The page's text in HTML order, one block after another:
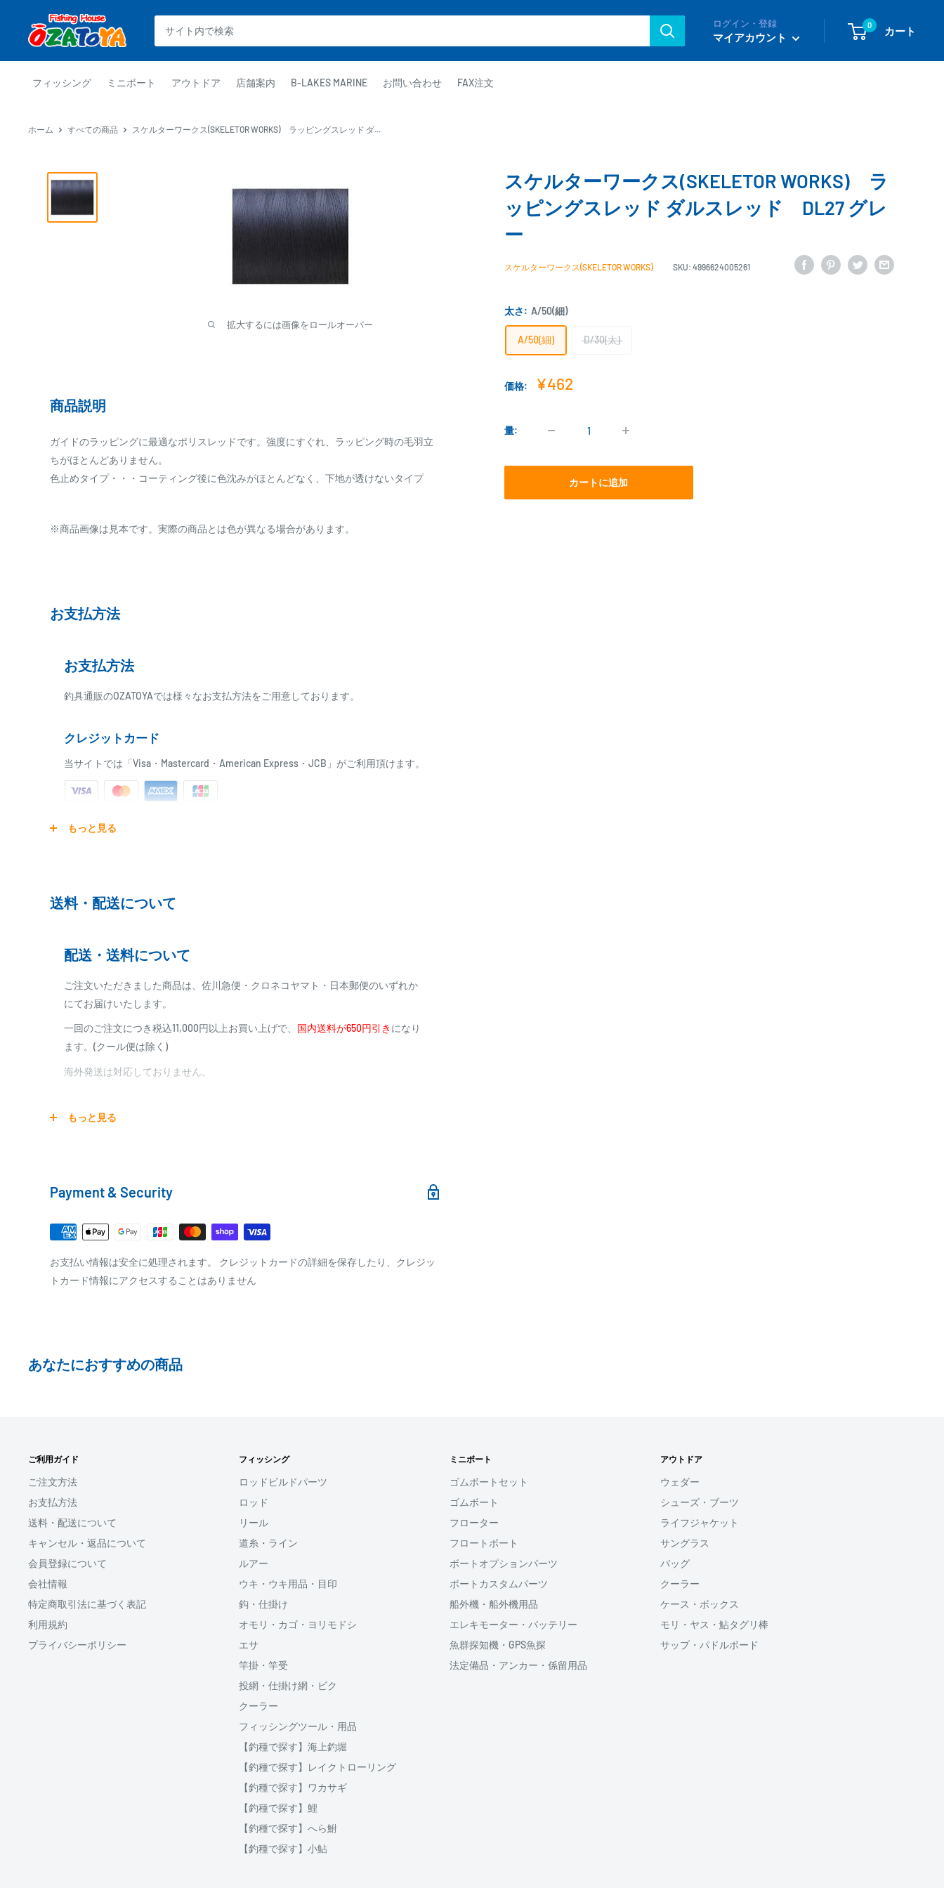
ン
釣
具
通
ログイン・登録
マイアカウント
0 カート
フィッシング ミニボート アウトドア 店舗案内 B-LAKES MARINE お問い合わせ FAX注文
ホーム すべての商品 スケルターワークス(SKELETOR WORKS) ラッピングスレッド ダ...
拡大するには画像をロールオーバー
スケルターワークス(SKELETOR WORKS) ラ
ッピングスレッド ダルスレッド DL27 グレ
ー
スケルターワークス(SKELETOR WORKS) SKU: 4996624005261
太さ: A/50(細)
A/50(細) D/30(太)
価格:
販
格
¥462
量:
カートに追加
商品説明
ガイドのラッピングに最適なポリスレッドです。強度にすぐれ、ラッピング時の毛羽立
ちがほとんどありません。
色止めタイプ・・・コーティング後に色沈みがほとんどなく、下地が透けないタイプ
※商品画像は見本です。実際の商品とは色が異なる場合があります。
お支払方法
お支払方法
釣具通販のOZATOYAでは様々なお支払方法をご用意しております。
クレジットカード
当サイトでは「Visa・Mastercard・American Express・JCB」がご利用頂けます。
※商品代金に代引手数料(消費税込み)が加算されます
商品合計金額
000,001円～09,999円 330円
0 10,000円～29,999円
30,000円～99,999円
銀行振込
※商品の発送はお客様のご入金を当方で確認後となります
PAYPAY
PayPay株式会社が提供するキャッシュレス決済サービスです。
お支払い時、PayPayの残高不足にてお支払いが行われなかった場合、再度お支
払い手続きをいただきますようお願いいたします。
スマートフォン・タブレットを使ってご注文の方にご利用頂けるサービスとなり
ます。
Shop Payにてメールアドレスと携帯電話番号を登録すると、次回購入時にメール
アドレスと携帯電話番号宛てに送られる6桁のショップペイコード(SMS認証)を入
力するだけで、配送先やクレジットカード情報を再度入力することなく、簡単に
支払いができます。
「ApplePay・GooglePay・各クレジットカード」がご利用頂けます。
分割払いは、株式会社オリエントコーポレーションが提供しております、
OricoWebクレジットをご利用頂けます。
ご購入金額が30,000円以上からご利用対象となります。
ご注文後当店よりご案内する、インターネット上にて分割払い回数、ボーナス併
用等をシミュレーションする事が出来ます。
もっと見る
送料・配送について
配送・送料について
ご注文いただきました商品は、佐川急便・クロネコヤマト・日本郵便のいずれか
にてお届けいたします。
一回のご注文につき税込11,000円以上お買い上げで、 国内送料が650円引き になり
ます。(クール便は除く)
海外発送は対応しておりません。
宅配便
梱包サイズが160cm以内となります
全重量が30kg以内となります
ご注文内容によっては、2便に分けさせて頂く場合がございます
在庫がございましたら7営業日以内にお届けいたします
商品の出荷が遅れる場合はメールでご連絡致します
破損、重量オーバー等になる場合は複数口となりますのでご了承ください
クール便の場合は通常送料とは別に、クール便料金385円が加算されます
もっと見る
Payment & Security
お支払い情報は安全に処理されます。 クレジットカードの詳細を保存したり、クレジッ
トカード情報にアクセスすることはありません
あなたにおすすめの商品
ご利用ガイド
ご注文方法
お支払方法
送料・配送について
キャンセル・返品について
会員登録について
会社情報
特定商取引法に基づく表記
利用規約
プライバシーポリシー
フィッシング
ロッドビルドパーツ
ロッド
リール
道糸・ライン
ルアー
ウキ・ウキ用品・目印
鈎・仕掛け
オモリ・カゴ・ヨリモドシ
エサ
竿掛・竿受
投網・仕掛け網・ビク
クーラー
フィッシングツール・用品
【釣種で探す】海上釣堀
【釣種で探す】レイクトローリング
【釣種で探す】ワカサギ
【釣種で探す】鯉
【釣種で探す】へら鮒
【釣種で探す】小鮎
ミニボート
ゴムボートセット
ゴムボート
フローター
フロートボート
ボートオプションパーツ
ボートカスタムパーツ
船外機・船外機用品
エレキモーター・バッテリー
魚群探知機・GPS魚探
法定備品・アンカー・係留用品
アウトドア
ウェダー
シューズ・ブーツ
ライフジャケット
サングラス
バッグ
クーラー
ケース・ボックス
モリ・ヤス・鮎タグリ棒
サップ・パドルボード